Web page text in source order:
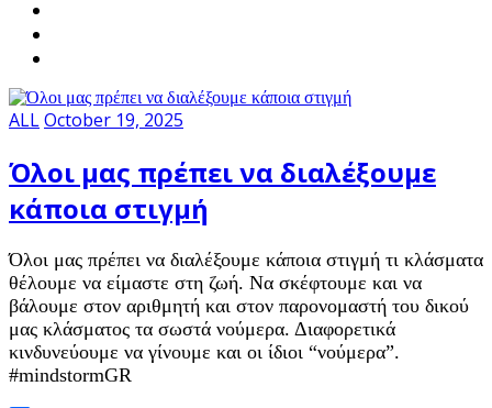
ALLOctober 19, 2025
Όλοι μας πρέπει να διαλέξουμε
κάποια στιγμή
Όλοι μας πρέπει να διαλέξουμε κάποια στιγμή τι κλάσματα
θέλουμε να είμαστε στη ζωή. Να σκέφτουμε και να
βάλουμε στον αριθμητή και στον παρονομαστή του δικού
μας κλάσματος τα σωστά νούμερα. Διαφορετικά
κινδυνεύουμε να γίνουμε και οι ίδιοι “νούμερα”.
#mindstormGR